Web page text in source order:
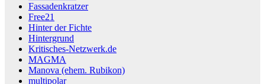
Fassadenkratzer
Free21
Hinter der Fichte
Hintergrund
Kritisches-Netzwerk.de
MAGMA
Manova (ehem. Rubikon)
multipolar